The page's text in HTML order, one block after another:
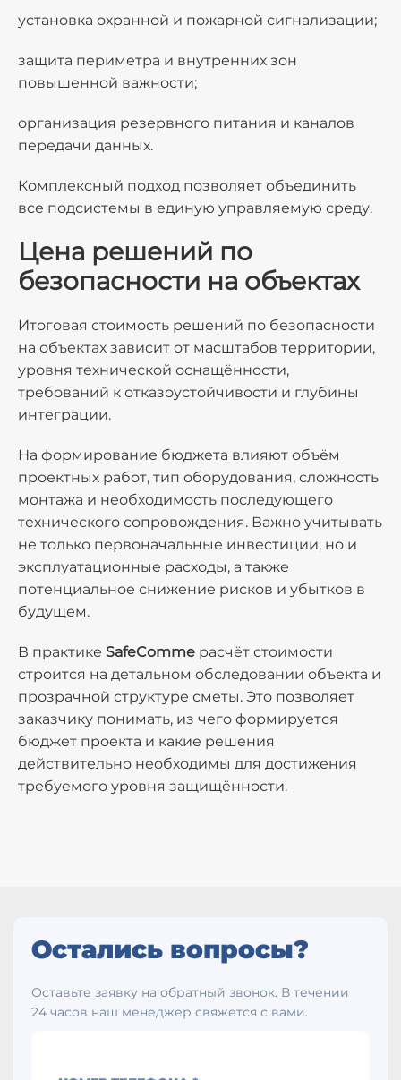
установка охранной и пожарной сигнализации;
защита периметра и внутренних зон
повышенной важности;
организация резервного питания и каналов
передачи данных.
Комплексный подход позволяет объединить
все подсистемы в единую управляемую среду.
Цена решений по
безопасности на объектах
Итоговая стоимость решений по безопасности
на объектах зависит от масштабов территории,
уровня технической оснащённости,
требований к отказоустойчивости и глубины
интеграции.
На формирование бюджета влияют объём
проектных работ, тип оборудования, сложность
монтажа и необходимость последующего
технического сопровождения. Важно учитывать
не только первоначальные инвестиции, но и
эксплуатационные расходы, а также
потенциальное снижение рисков и убытков в
будущем.
В практике SafeComme расчёт стоимости
строится на детальном обследовании объекта и
прозрачной структуре сметы. Это позволяет
заказчику понимать, из чего формируется
бюджет проекта и какие решения
действительно необходимы для достижения
требуемого уровня защищённости.
Остались вопросы?
Оставьте заявку на обратный звонок. В течении
24 часов наш менеджер свяжется с вами.